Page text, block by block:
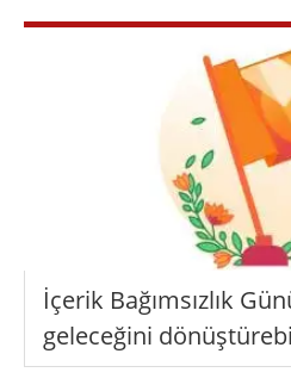
İçerik Bağımsızlık
geleceğini